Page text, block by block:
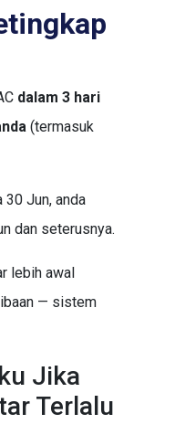
dalam 3 hari
(termasuk
30 Jun, anda
dan seterusnya.
lebih awal
— sistem
Jika
Terlalu